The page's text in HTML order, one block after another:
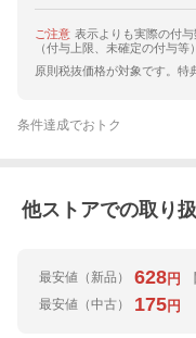
ご注意 表示よりも実際の付
（付与上限、未確定の付与等）
原則税抜価格が対象です。特
条件達成でおトク
他ストアでの取り
最安値 （新品） 628円
最安値 （中古） 175円